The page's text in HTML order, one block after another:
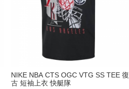
NIKE NBA CTS OGC VTG SS TEE 復
古 短袖上衣 快艇隊